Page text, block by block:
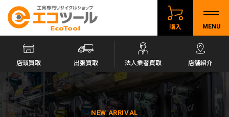
購入 MENU
店頭買取 出張買取 法人業者買取 店舗紹介
NEW ARRIVAL